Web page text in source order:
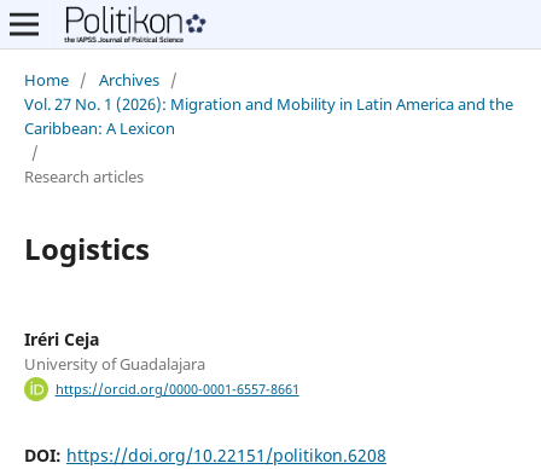
Home / Archives /
Vol. 27 No. 1 (2026): Migration and Mobility in Latin America and the
Caribbean: A Lexicon
/
Research articles
Logistics
Iréri Ceja
University of Guadalajara
https://orcid.org/0000-0001-6557-8661
DOI: https://doi.org/10.22151/politikon.6208